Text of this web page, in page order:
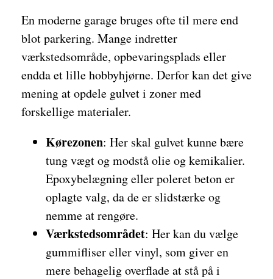
En moderne garage bruges ofte til mere end
blot parkering. Mange indretter
værkstedsområde, opbevaringsplads eller
endda et lille hobbyhjørne. Derfor kan det give
mening at opdele gulvet i zoner med
forskellige materialer.
Kørezonen: Her skal gulvet kunne bære
tung vægt og modstå olie og kemikalier.
Epoxybelægning eller poleret beton er
oplagte valg, da de er slidstærke og
nemme at rengøre.
Værkstedsområdet: Her kan du vælge
gummifliser eller vinyl, som giver en
mere behagelig overflade at stå på i